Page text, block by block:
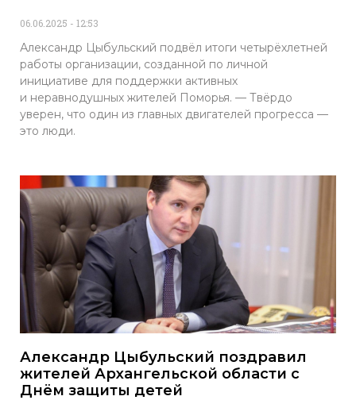
06.06.2025 12:53
Александр Цыбульский подвёл итоги четырёхлетней
работы организации, созданной по личной
инициативе для поддержки активных
и неравнодушных жителей Поморья. — Твёрдо
уверен, что один из главных двигателей прогресса —
это люди.
Александр Цыбульский поздравил
жителей Архангельской области с
Днём защиты детей